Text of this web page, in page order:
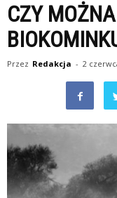
CZY
Przez Redakcja - 2